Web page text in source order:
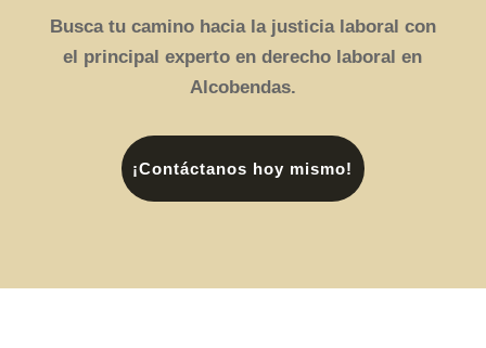
Busca tu camino hacia la justicia laboral con
el principal experto en derecho laboral en
Alcobendas.
¡Contáctanos hoy mismo!